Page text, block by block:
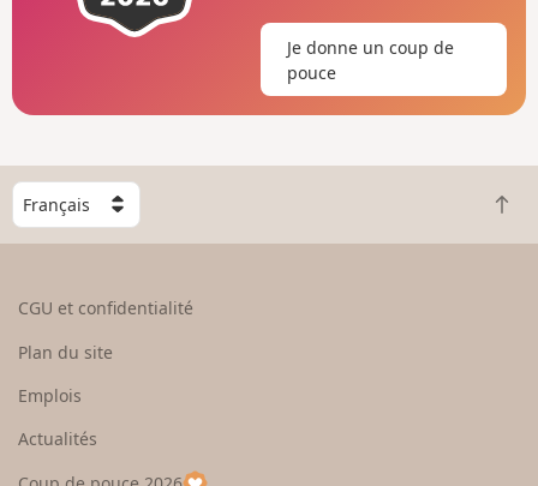
Je donne un coup de
pouce
C
h
o
e
u
R
e
CGU et confidentialité
Plan du site
Emplois
Actualités